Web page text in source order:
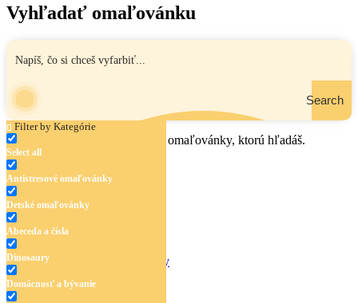
Vyhľadať omaľovánku
Search
Filter by Kategórie
Select all
Antistresové omaľovánky
Detské omaľovánky
Abeceda a čísla
Dinosaury
Domácnosť a bývanie
Zadaj názov, oblasť alebo tému omaľovánky, ktorú hľadáš.
Antistresové omaľovánky
Abeceda a čísla